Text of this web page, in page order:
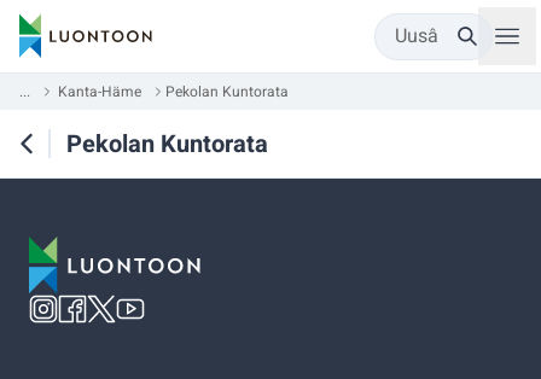
Uusâ
... Kanta-Häme Pekolan Kuntorata
Pekolan Kuntorata